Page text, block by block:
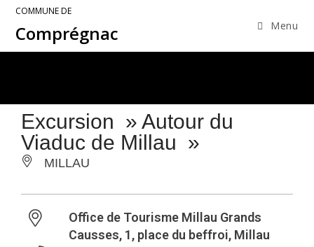
COMMUNE DE
Comprégnac Menu
Excursion » Autour du
Viaduc de Millau »
MILLAU
Office de Tourisme Millau Grands
Causses, 1, place du beffroi, Millau